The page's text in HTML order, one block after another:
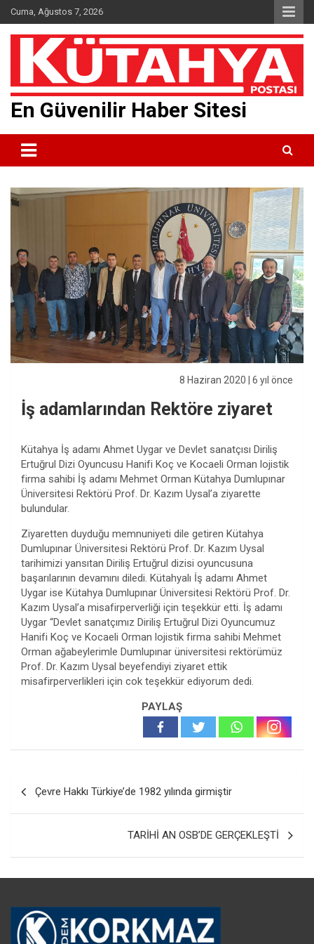
Skip
to
content
Cuma, Ağustos 7, 2026
En Güvenilir Haber Sitesi
8 Haziran 2020 | 6 yıl önce
İş adamlarından Rektöre ziyaret
Kütahya İş adamı Ahmet Uygar ve Devlet sanatçısı Diriliş
Ertuğrul Dizi Oyuncusu Hanifi Koç ve Kocaeli Orman lojistik
firma sahibi İş adamı Mehmet Orman Kütahya Dumlupınar
Üniversitesi Rektörü Prof. Dr. Kazım Uysal’a ziyarette
bulundular.
Ziyaretten duyduğu memnuniyeti dile getiren Kütahya
Dumlupınar Üniversitesi Rektörü Prof. Dr. Kazım Uysal
tarihimizi yansıtan Diriliş Ertuğrul dizisi oyuncusuna
başarılarının devamını diledi. Kütahyalı İş adamı Ahmet
Uygar ise Kütahya Dumlupınar Üniversitesi Rektörü Prof. Dr.
Kazım Uysal’a misafirperverliği için teşekkür etti. İş adamı
Uygar “Devlet sanatçımız Diriliş Ertuğrul Dizi Oyuncumuz
Hanifi Koç ve Kocaeli Orman lojistik firma sahibi Mehmet
Orman ağabeylerimle Dumlupınar üniversitesi rektörümüz
Prof. Dr. Kazım Uysal beyefendiyi ziyaret ettik
misafirperverlikleri için cok teşekkür ediyorum dedi.
PAYLAŞ
gezinmesi
Çevre Hakkı Türkiye’de 1982 yılında girmiştir
TARİHİ AN OSB’DE GERÇEKLEŞTİ